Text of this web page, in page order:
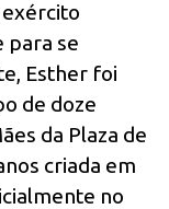
para se
Esther foi
de doze
da Plaza de
criada em
no